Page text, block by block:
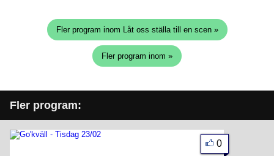
Fler program inom Låt oss ställa till en scen »
Fler program inom »
Fler program:
0